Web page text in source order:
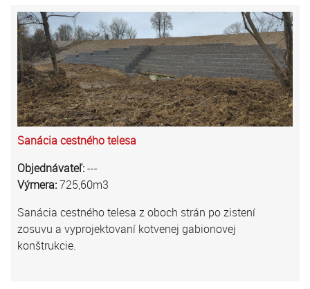
Sanácia cestného telesa
Objednávateľ:---
Výmera:725,60m3
Sanácia cestného telesa z oboch strán po zistení
zosuvu a vyprojektovaní kotvenej gabionovej
konštrukcie.